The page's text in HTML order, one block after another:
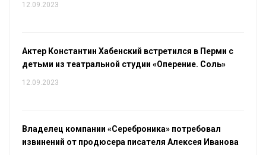
12.09.2023
Актер Константин Хабенский встретился в Перми с
детьми из театральной студии «Оперение. Соль»
12.09.2023
Владелец компании «Сереброника» потребовал
извинений от продюсера писателя Алексея Иванова